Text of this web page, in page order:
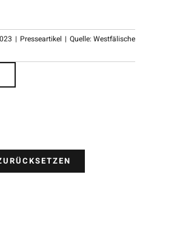
| Presseartikel | Quelle: Westfälische